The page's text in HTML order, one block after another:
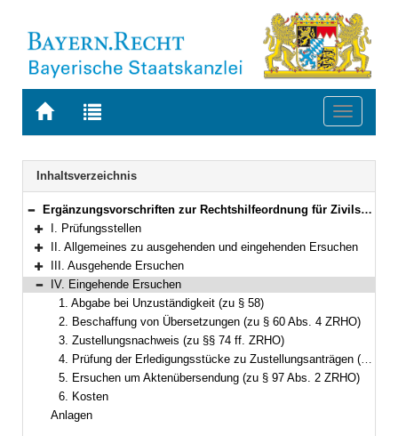
Zur
BAYERN.RECHT
Zur
letzten
Suche
Toggle
Navigation
Inhaltsverzeichnis
Bereich reduzieren
Ergänzungsvorschriften zur Rechtshilfeordnung für Zivilsachen
Bereich erweitern
I. Prüfungsstellen
Bereich erweitern
II. Allgemeines zu ausgehenden und eingehenden Ersuchen
Bereich erweitern
III. Ausgehende Ersuchen
Bereich reduzieren
IV. Eingehende Ersuchen
1. Abgabe bei Unzuständigkeit (zu § 58)
2. Beschaffung von Übersetzungen (zu § 60 Abs. 4 ZRHO)
3. Zustellungsnachweis (zu §§ 74 ff. ZRHO)
4. Prüfung der Erledigungsstücke zu Zustellungsanträgen (zu § 64 Abs. 2 und 4 Satz 1 ZRHO)
5. Ersuchen um Aktenübersendung (zu § 97 Abs. 2 ZRHO)
6. Kosten
Anlagen